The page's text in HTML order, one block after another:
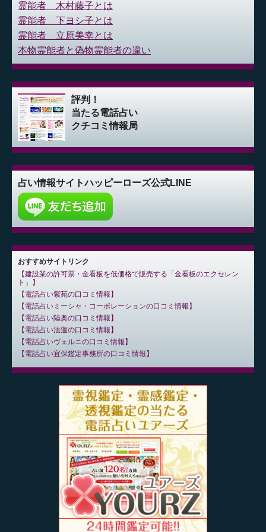
霊能者 木村藤子とは
霊能者 下ヨシ子とは
霊能者 立原美幸とは
本物霊能者と偽物霊能者の違い
評判！
当たる電話占い
クチコミ情報局
占い情報サイトハッピーローズ公式LINE
おすすめサイトリンク
建設業の許可票・金看板を低価格で販売する「金看板のエクセレン
ト」
電話占い紫苑の口コミ情報
電話占いミーシャ・コーポレーションの口コミ情報
電話占い陸奥の口コミ情報
電話占い法蓮の口コミ情報
電話占いヴェルニの口コミ情報
電話占い宜保鑑定事務所の口コミ情報